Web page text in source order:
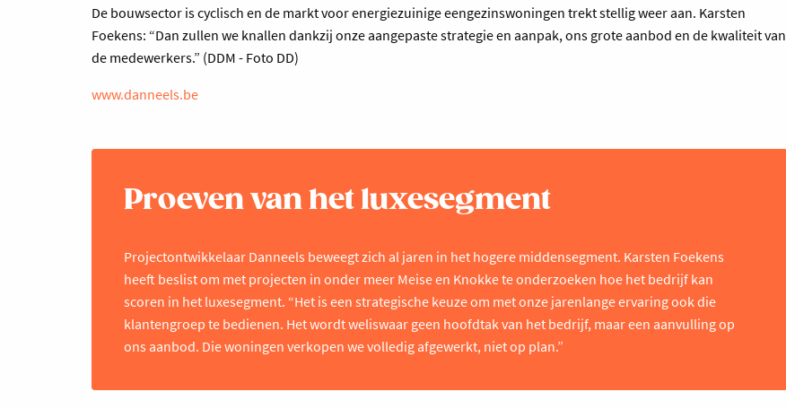
De bouwsector is cyclisch en de markt voor energiezuinige eengezinswoningen trekt stellig weer aan. Karsten
Foekens: “Dan zullen we knallen dankzij onze aangepaste strategie en aanpak, ons grote aanbod en de kwaliteit van
de medewerkers.” (DDM - Foto DD)
www.danneels.be
Proeven van het luxesegment
Projectontwikkelaar Danneels beweegt zich al jaren in het hogere middensegment. Karsten Foekens
heeft beslist om met projecten in onder meer Meise en Knokke te onderzoeken hoe het bedrijf kan
scoren in het luxesegment. “Het is een strategische keuze om met onze jarenlange ervaring ook die
klantengroep te bedienen. Het wordt weliswaar geen hoofdtak van het bedrijf, maar een aanvulling op
ons aanbod. Die woningen verkopen we volledig afgewerkt, niet op plan.”